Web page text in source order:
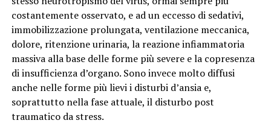
costantemente osservato, e ad un eccesso di sedativi,
immobilizzazione prolungata, ventilazione meccanica,
dolore, ritenzione urinaria, la reazione infiammatoria
massiva alla base delle forme più severe e la copresenza
di insufficienza d’organo. Sono invece molto diffusi
anche nelle forme più lievi i disturbi d’ansia e,
soprattutto nella fase attuale, il disturbo post
traumatico da stress.